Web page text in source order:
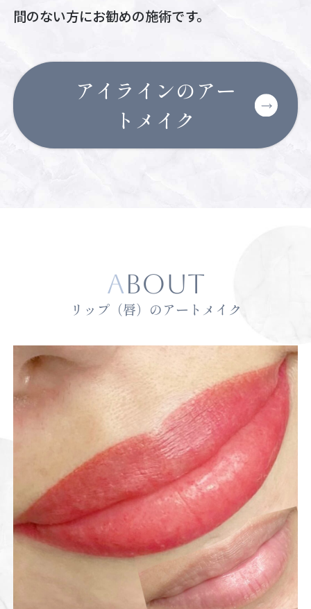
間のない方にお勧めの施術です。
アイラインのアー
トメイク
ABOUT
リップ（唇）のアートメイク